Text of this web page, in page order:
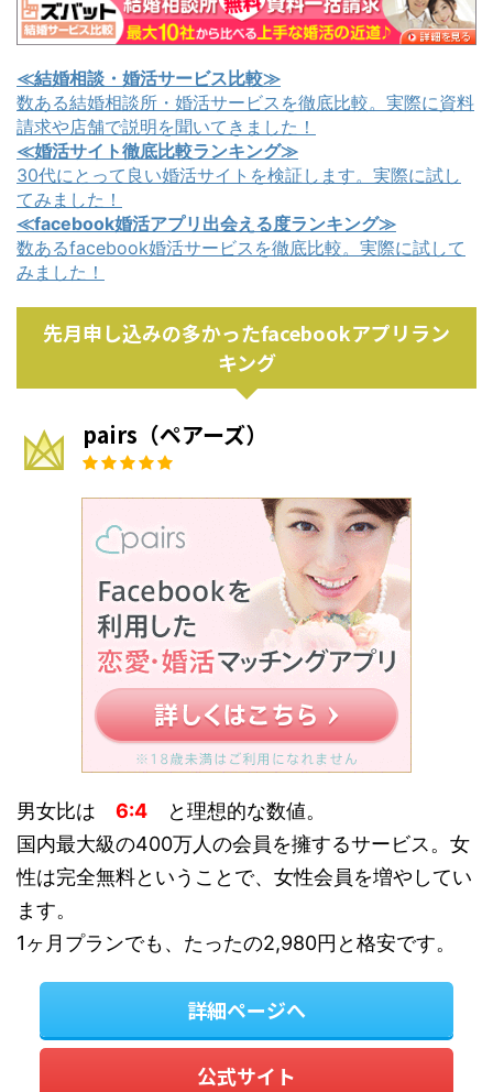
≪結婚相談・婚活サービス比較≫
数ある結婚相談所・婚活サービスを徹底比較。実際に資料
請求や店舗で説明を聞いてきました！
≪婚活サイト徹底比較ランキング≫
30代にとって良い婚活サイトを検証します。実際に試し
てみました！
≪facebook婚活アプリ出会える度ランキング≫
数あるfacebook婚活サービスを徹底比較。実際に試して
みました！
先月申し込みの多かったfacebookアプリラン
キング
pairs（ペアーズ）
男女比は 6:4 と理想的な数値。
国内最大級の400万人の会員を擁するサービス。女
性は完全無料ということで、女性会員を増やしてい
ます。
1ヶ月プランでも、たったの2,980円と格安です。
詳細ページへ
公式サイト